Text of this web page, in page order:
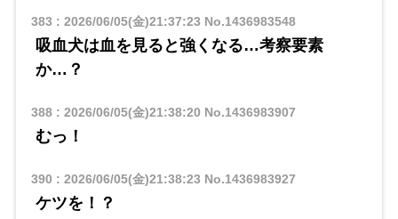
383 : 2026/06/05(金)21:37:23 No.1436983548
吸血犬は血を見ると強くなる…考察要素
か…？
388: 2026/06/05(金)21:38:20 No.1436983907
むっ！
390 : 2026/06/05(金)21:38:23 No.1436983927
ケツを！？